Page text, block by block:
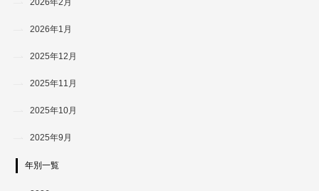
2026年2月
2026年1月
2025年12月
2025年11月
2025年10月
2025年9月
年別一覧